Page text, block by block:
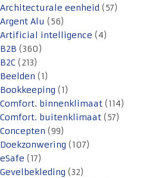
Architecturale eenheid (57)
Argent Alu (56)
Artificial intelligence (4)
B2B (360)
B2C (213)
Beelden (1)
Bookkeeping (1)
Comfort. binnenklimaat (114)
Comfort. buitenklimaat (57)
Concepten (99)
Doekzonwering (107)
eSafe (17)
Gevelbekleding (32)